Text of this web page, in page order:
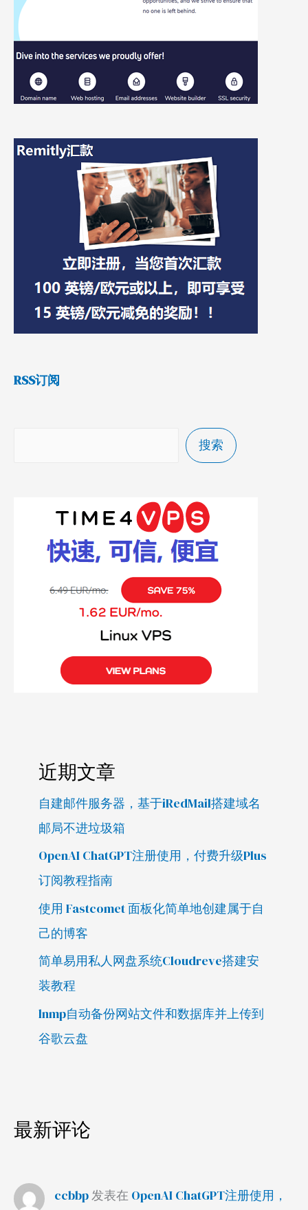
RSS订阅
搜索
近期文章
自建邮件服务器，基于iRedMail搭建域名
邮局不进垃圾箱
OpenAI ChatGPT注册使用，付费升级Plus
订阅教程指南
使用 Fastcomet 面板化简单地创建属于自
己的博客
简单易用私人网盘系统Cloudreve搭建安
装教程
lnmp自动备份网站文件和数据库并上传到
谷歌云盘
最新评论
ccbbp发表在 OpenAI ChatGPT注册使用，